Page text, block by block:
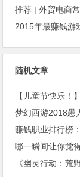
推荐 | 外贸电商
随机文章
【儿童节快乐！
梦幻西游2018愚
赚钱职业排行榜
哪一瞬间让你觉
《幽灵行动：荒